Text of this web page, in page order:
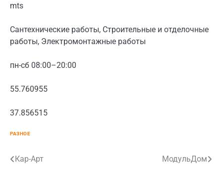
mts
Сантехнические работы, Строительные и отделочные
работы, Электромонтажные работы
пн-сб 08:00–20:00
55.760955
37.856515
РАЗНОЕ
Навигация
Кар-Арт МодульДом